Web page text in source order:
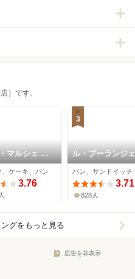
）です。
マルシェ オ
、ケーキ、パン
3.76
3
ル・ブーランジ
ゥ・モンジュ う
阪急店
パン、サンドイッチ
3.71
828人
グをもっと見る
広告を非表示